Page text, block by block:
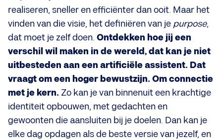
realiseren, sneller en efficiënter dan ooit. Maar het
vinden van die visie, het definiëren van je purpose,
dat moet je zelf doen. Ontdekken hoe jij een
verschil wil maken in de wereld, dat kan je niet
uitbesteden aan een artificiële assistent. Dat
vraagt om een hoger bewustzijn. Om connectie
met je kern. Zo kan je van binnenuit een krachtige
identiteit opbouwen, met gedachten en
gewoonten die aansluiten bij je doelen. Dan kan je
elke dag opdagen als de beste versie van jezelf, en